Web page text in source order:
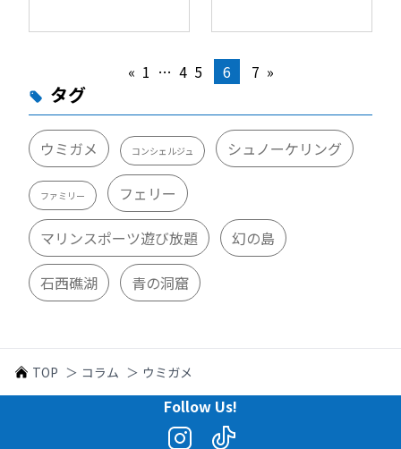
« 1 … 4 5 6 7 »
タグ
ウミガメ コンシェルジュ シュノーケリング
ファミリー フェリー
マリンスポーツ遊び放題 幻の島
石西礁湖 青の洞窟
TOP ＞ コラム ＞ ウミガメ
Follow Us!